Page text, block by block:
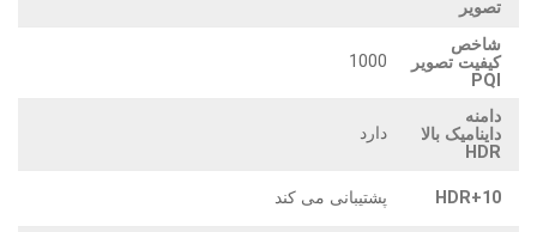
تصویر
شاخص
کیفیت تصویر
PQI
1000
دامنه
داینامیک بالا
HDR
دارد
HDR+10 پشتیبانی می کند